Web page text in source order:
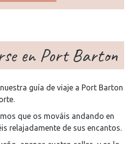
en Port Barton
guía de viaje a Port Barton
que os mováis andando en
relajadamente de sus encantos.